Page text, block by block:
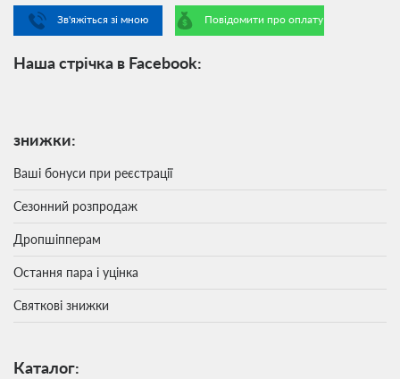
Зв'яжіться зі мною Повідомити про оплату
Наша стрічка в Facebook:
знижки:
Ваші бонуси при реєстрації
Сезонний розпродаж
Дропшіпперам
Остання пара і уцінка
Святкові знижки
Каталог: